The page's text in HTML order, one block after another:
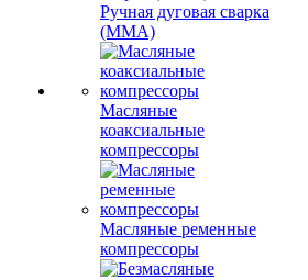
Ручная дуговая сварка
(MMA)
Масляные
коаксиальные
компрессоры
Масляные ременные
компрессоры